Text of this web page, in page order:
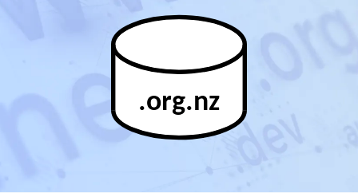
.org.nz